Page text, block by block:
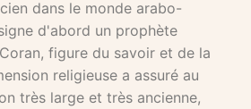
dans le monde arabo-
d'abord un prophète
figure du savoir et de la
religieuse a assuré au
très large et très ancienne,